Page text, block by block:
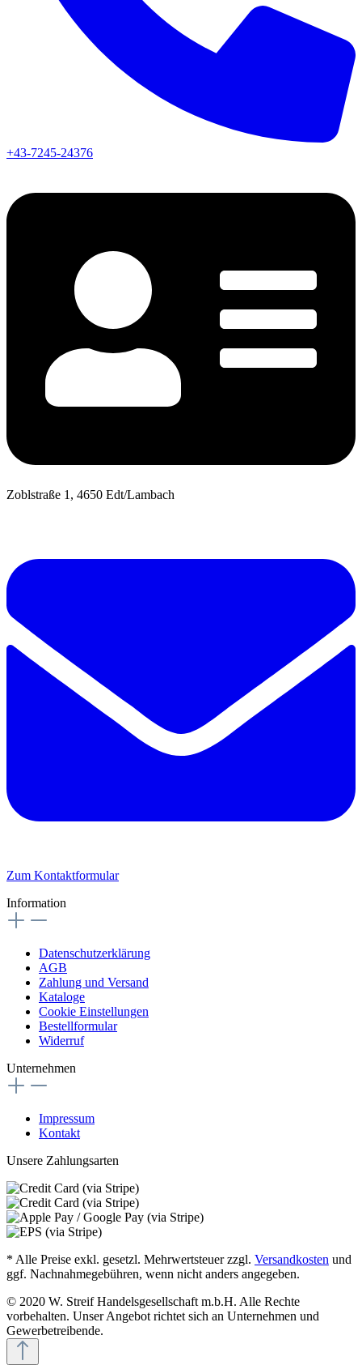
+43-7245-24376
Zoblstraße 1, 4650 Edt/Lambach
Zum Kontaktformular
Information
Datenschutzerklärung
AGB
Zahlung und Versand
Kataloge
Cookie Einstellungen
Bestellformular
Widerruf
Unternehmen
Impressum
Kontakt
Unsere Zahlungsarten
* Alle Preise exkl. gesetzl. Mehrwertsteuer zzgl. Versandkosten und
ggf. Nachnahmegebühren, wenn nicht anders angegeben.
© 2020 W. Streif Handelsgesellschaft m.b.H. Alle Rechte
vorbehalten. Unser Angebot richtet sich an Unternehmen und
Gewerbetreibende.